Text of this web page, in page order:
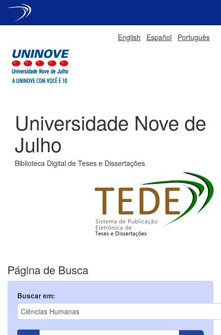
English Español Português
Universidade Nove de
Julho
Biblioteca Digital de Teses e Dissertações
Página de Busca
Buscar em: